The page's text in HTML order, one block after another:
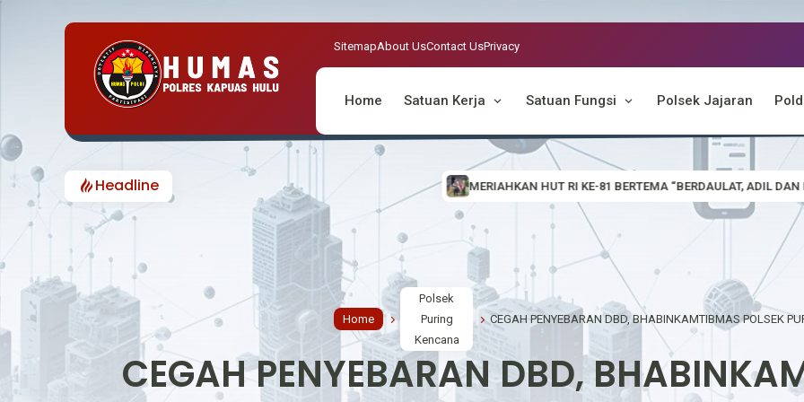
SitemapAbout UsContact UsPrivacy
Home Satuan Kerja Satuan Fungsi Polsek Jajaran
Headline MERIAHKAN HUT RI KE-81 BERTEMA “BERDAULAT, ADIL DAN MAKMUR”, POLSEK EMBALOH HULU
Home
Polsek
Puring
Kencana
CEGAH PENYEBARAN DBD,